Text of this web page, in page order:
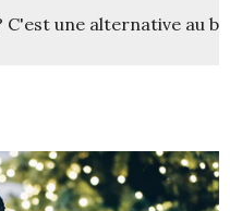
C'est une alternative au